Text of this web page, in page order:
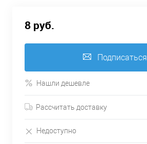
8 руб.
Подписаться
Нашли дешевле
Рассчитать доставку
Недоступно